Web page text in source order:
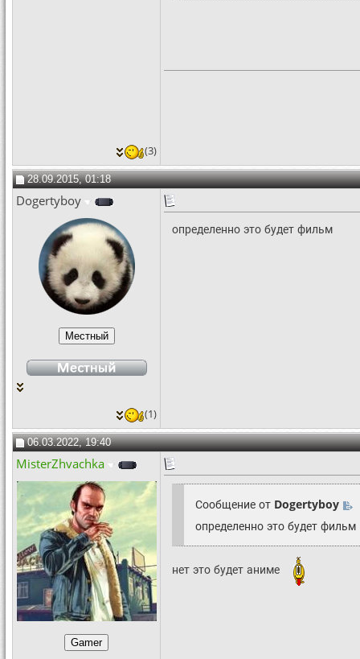
(3)
28.09.2015, 01:18
Dogertyboy
определенно это будет фильм
(1)
06.03.2022, 19:40
MisterZhvachka
Сообщение от Dogertyboy
определенно это будет фильм
нет это будет аниме